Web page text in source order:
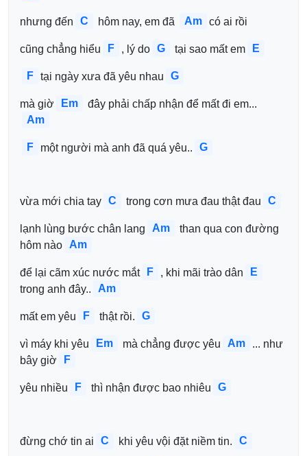
nhưng đến C hôm nay, em đã Am có ai rồi
cũng chẳng hiểu F , lý do G tại sao mất em E
F tại ngày xưa đã yêu nhau G
mà giờ Em
đây phải chấp nhận để mất đi em...
Am
F một người mà anh đã quá yêu.. G
vừa mới chia tay C trong cơn mưa đau thật đau C
lạnh lùng bước chân lang Am
than qua con đường
hôm nào
Am
để lại cãm xúc nước mắt F , khi mãi trào dân
E
trong anh đây..
Am
mất em yêu F thật rồi. G
vì máy khi yêu Em mà chẳng được yêu Am
... như
bây giờ
F
yêu nhiều F thì nhận được bao nhiêu G
đừng chớ tin ai C khi yêu vội đặt niềm tin. C